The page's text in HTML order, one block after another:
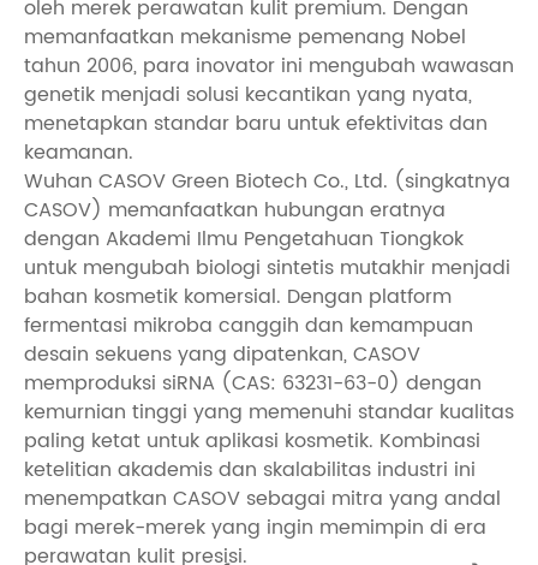
oleh merek perawatan kulit premium. Dengan
memanfaatkan mekanisme pemenang Nobel
tahun 2006, para inovator ini mengubah wawasan
genetik menjadi solusi kecantikan yang nyata,
menetapkan standar baru untuk efektivitas dan
keamanan.
Wuhan CASOV Green Biotech Co., Ltd. (singkatnya
CASOV) memanfaatkan hubungan eratnya
dengan Akademi Ilmu Pengetahuan Tiongkok
untuk mengubah biologi sintetis mutakhir menjadi
bahan kosmetik komersial. Dengan platform
fermentasi mikroba canggih dan kemampuan
desain sekuens yang dipatenkan, CASOV
memproduksi siRNA (CAS: 63231-63-0) dengan
kemurnian tinggi yang memenuhi standar kualitas
paling ketat untuk aplikasi kosmetik. Kombinasi
ketelitian akademis dan skalabilitas industri ini
menempatkan CASOV sebagai mitra yang andal
bagi merek-merek yang ingin memimpin di era
perawatan kulit presisi.